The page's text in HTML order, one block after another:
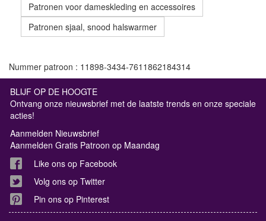
Patronen voor dameskleding en accessoires
Patronen sjaal, snood halswarmer
Nummer patroon : 11898-3434-7611862184314
BLIJF OP DE HOOGTE
Ontvang onze nieuwsbrief met de laatste trends en onze speciale
acties!
Aanmelden Nieuwsbrief
Aanmelden Gratis Patroon op Maandag
Like ons op Facebook
Volg ons op Twitter
Pin ons op Pinterest